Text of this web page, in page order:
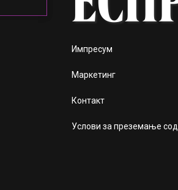
Импресум
Маркетинг
Контакт
Услови за преземање